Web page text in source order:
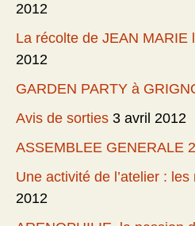
2012
La récolte de JEAN MARIE
2012
GARDEN PARTY à
Avis de sorties 3 avril 2012
ASSEMBLEE GENERALE
Une activité de l’atelier : les
2012